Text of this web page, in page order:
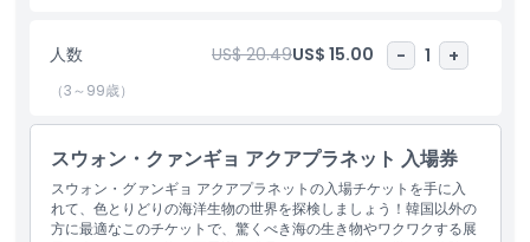
の公演は海洋保護の重要性を強調し、海を守ることへの意識を高め
ます。
ついて学べる場所でもあります。水族館は子どもから大人まで水中
世界をよりよく理解するための教育プログラムや活動を提供してい
ます。訪問者はヒトデやエイのような海の生き物に優しく触れられ
る特別なタッチプールで、いくつかの動物と間近に触れ合うことも
できます。
人数 US$ 20.49US$ 15.00 - 1 +
（3～99歳）
スウォン・クァンギョ アクアプラネット 入場券
スウォン・グァンギョ アクアプラネットの入場チケットを手に入
れて、色とりどりの海洋生物の世界を探検しましょう！韓国以外の
方に最適なこのチケットで、驚くべき海の生き物やワクワクする展